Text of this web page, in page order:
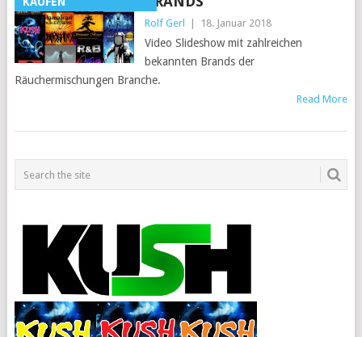
Rolf Gerl 18. Januar 2018
Video Slideshow mit zahlreichen
bekannten Brands der
Räuchermischungen Branche.
Read More